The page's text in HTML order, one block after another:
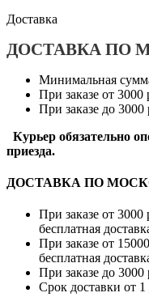
Доставка
ДОСТАВКА ПО
Минимальная
При заказе от 3000
При заказе до 3000
Курьер обязательно
приезда.
ДОСТАВКА ПО
При заказе от
бесплатная
При заказе от
бесплатная
При заказе до
Срок доставки от 1